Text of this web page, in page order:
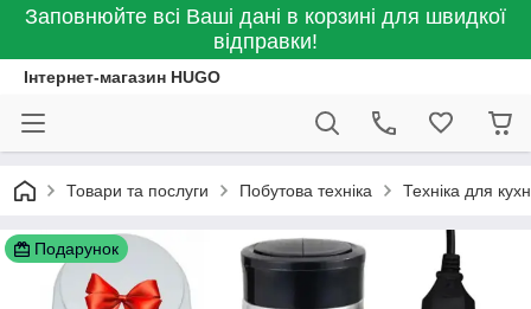
Заповнюйте всі Ваші дані в корзині для швидкої
відправки!
Інтернет-магазин HUGO
Товари та послуги Побутова техніка Техніка для
Подарунок